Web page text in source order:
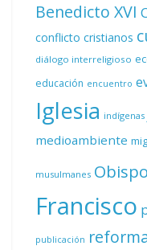
Benedicto XVI
conflicto cristianos
diálogo interreligioso
educación encuentro
Iglesia indígenas
medioambiente
musulmanes
Francisco
publicación